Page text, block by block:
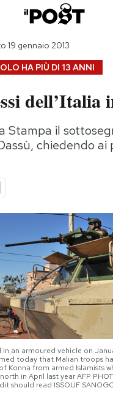
Auto
Moda
Storie/Idee
Altrecose
Mondiali
HA PIÙ DI 13 ANNI
19 gennaio 2013
dell’Italia
Stampa il
chiedendo ai
an armoured vehicle on
today that Malian troops
Konna from armed Islamists
in April last year AFP
should read ISSOUF